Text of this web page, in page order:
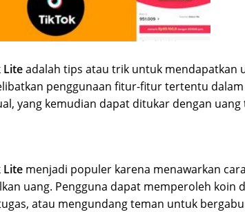
Liteadalah tips atau trik untuk mendapatkan
penggunaan fitur-fitur tertentu
yang kemudian dapat ditukar dengan
Lite menjadi populer karena menawarkan
uang. Pengguna dapat memperoleh koin
atau mengundang teman untuk